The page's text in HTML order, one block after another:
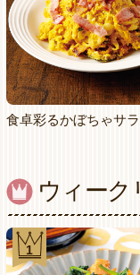
食卓彩るかぼちゃサ
ウィー
1